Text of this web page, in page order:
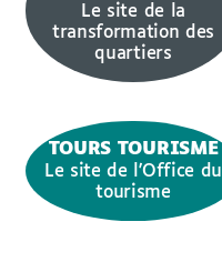
Le site de la
transformation des
quartiers
TOURS TOURISME
Le site de l'Office du
tourisme